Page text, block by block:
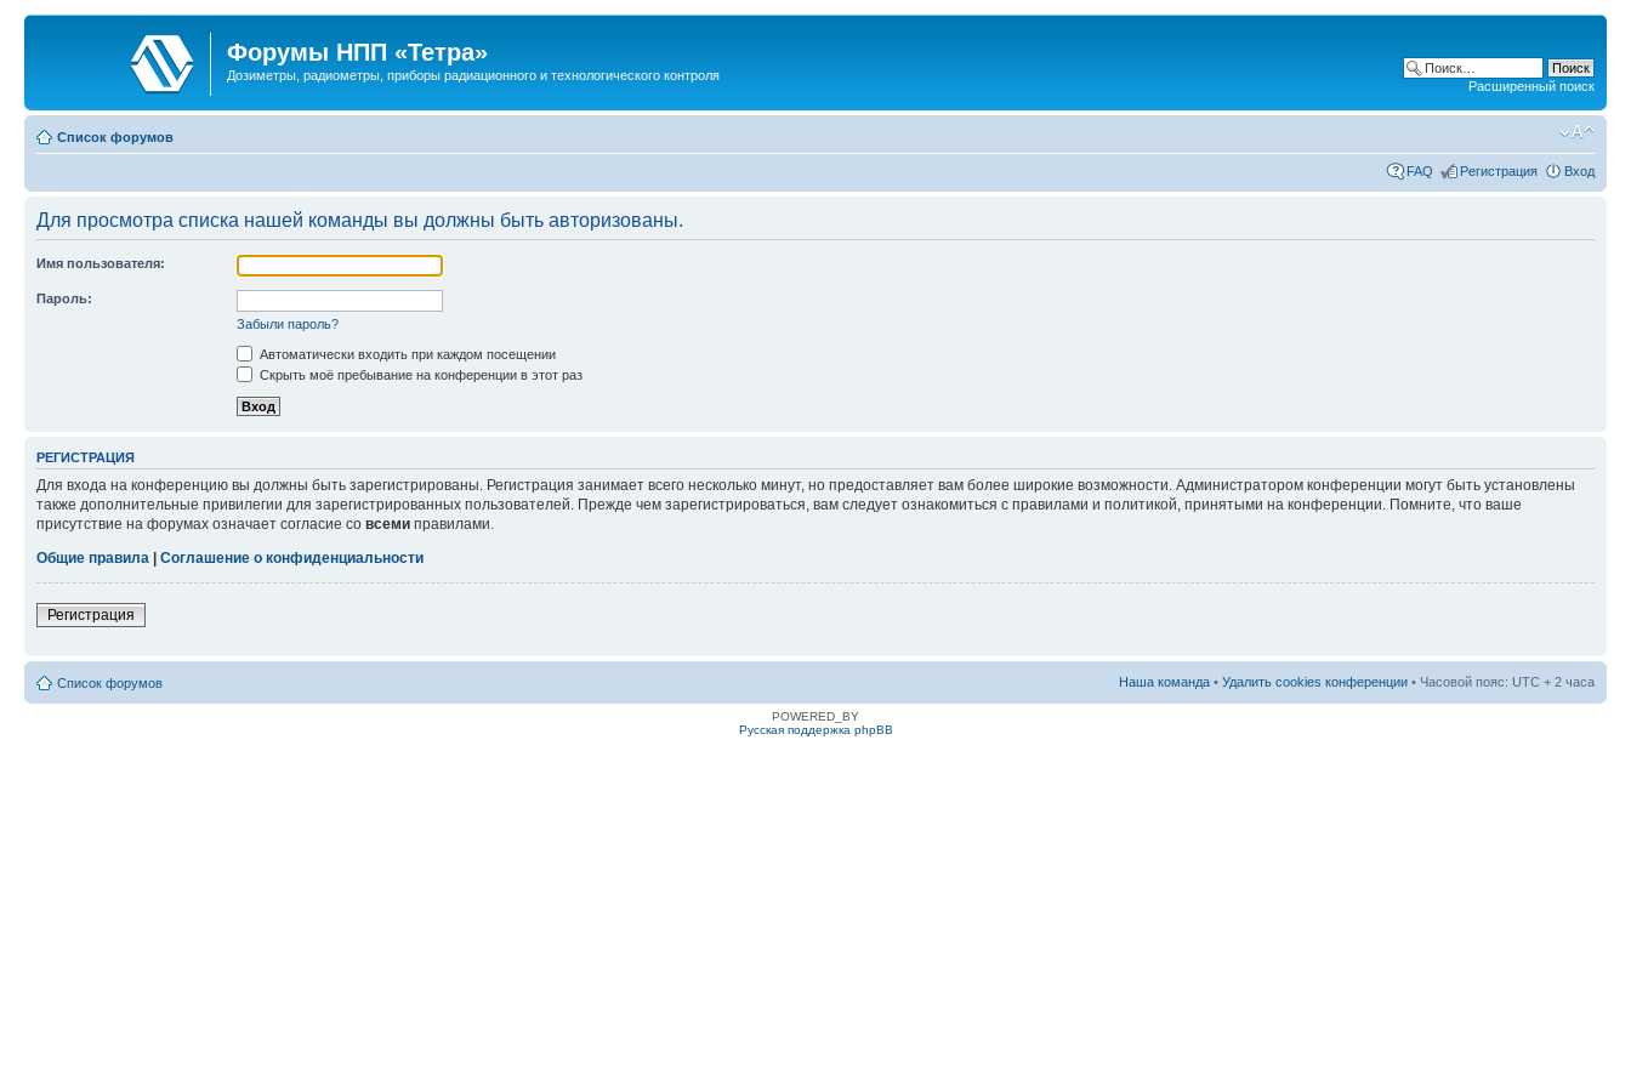
Форумы НПП «Тетра»
Дозиметры, радиометры, приборы радиационного и технологического контроля
Расширенный поиск
Список форумов
FAQ Регистрация Вход
Для просмотра списка нашей команды вы должны быть авторизованы.
Имя пользователя:
Пароль:
Забыли пароль?
Автоматически входить при каждом посещении
Скрыть моё пребывание на конференции в этот раз
РЕГИСТРАЦИЯ
Для входа на конференцию вы должны быть зарегистрированы. Регистрация занимает всего несколько минут, но предоставляет вам более широкие возможности. Администратором конференции могут быть установлены
также дополнительные привилегии для зарегистрированных пользователей. Прежде чем зарегистрироваться, вам следует ознакомиться с правилами и политикой, принятыми на конференции. Помните, что ваше
присутствие на форумах означает согласие со всеми правилами.
Общие правила
Соглашение о конфиденциальности
Регистрация
Список форумов Наша команда • Удалить cookies конференции • Часовой пояс: UTC + 2 часа
POWERED_BY
Русская поддержка phpBB